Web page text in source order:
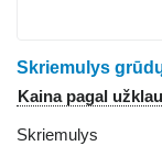
Skriemulys
Kaina pagal
Skriemulys